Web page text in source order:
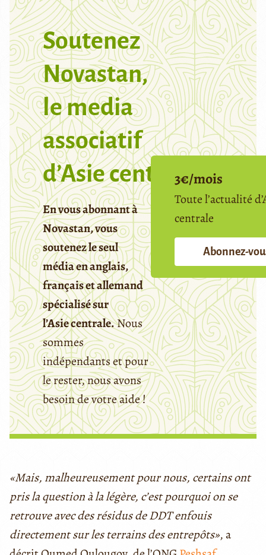
Soutenez
Novastan,
le media
associatif
d’Asie centrale
En vous abonnant à
Novastan, vous
soutenez le seul
média en anglais,
français et allemand
spécialisé sur
l’Asie centrale.Nous
sommes
indépendants et pour
le rester, nous avons
besoin de votre aide !
3€/mois
Toute l’actualité
centrale
Abonnez-
«Mais, malheureusement pour nous, certains ont
pris la question à la légère, c’est pourquoi on se
retrouve avec des résidus de DDT enfouis
directement sur les terrains des entrepôts», a